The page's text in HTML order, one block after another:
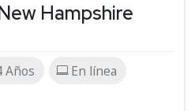
Hampshire
Años
En línea